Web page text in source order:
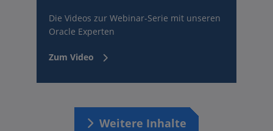
Die Videos zur Webinar-Serie mit unseren
Oracle Experten
Zum Video
Weitere Inhalte